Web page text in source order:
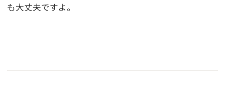
も大丈夫ですよ。